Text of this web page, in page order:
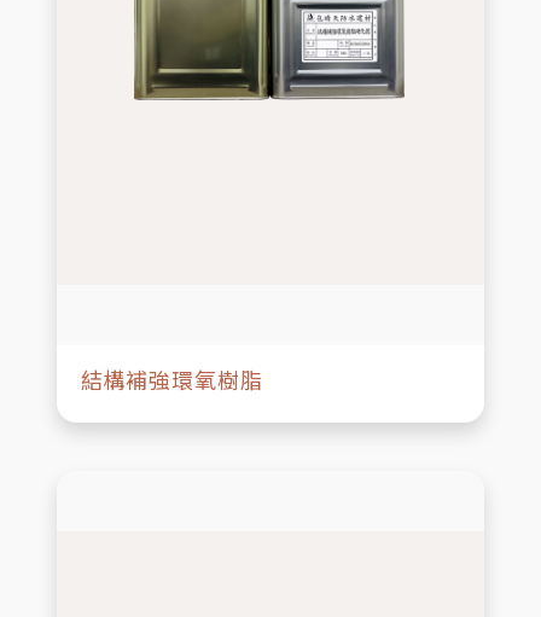
結構補強環氧樹脂